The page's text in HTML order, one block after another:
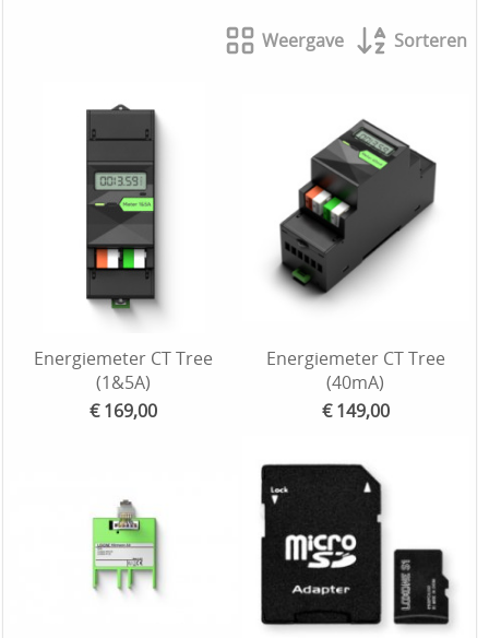
Weergave Sorteren
Energiemeter CT Tree
(1&5A)
€ 169,00
Energiemeter CT Tree
(40mA)
€ 149,00